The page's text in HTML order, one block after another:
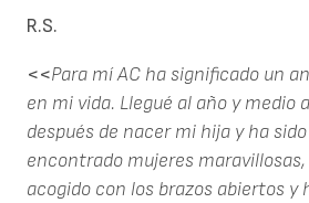
R.S.
<<Para mí AC ha significado un
en mi vida. Llegué al año y medio
después de nacer mi hija y ha
encontrado mujeres
acogido con los brazos abiertos y